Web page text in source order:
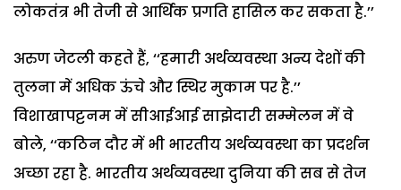
लोकतंत्र भी तेजी से आर्थिक प्रगति हासिल कर सकता है.’’
अरुण जेटली कहते हैं, ‘‘हमारी अर्थव्यवस्था अन्य देशों की
तुलना में अधिक ऊंचे और स्थिर मुकाम पर है.’’
विशाखापट्टनम में सीआईआई साझेदारी सम्मेलन में वे
बोले, ‘‘कठिन दौर में भी भारतीय अर्थव्यवस्था का प्रदर्शन
अच्छा रहा है. भारतीय अर्थव्यवस्था दुनिया की सब से तेज